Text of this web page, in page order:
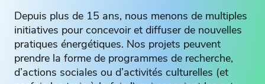
Depuis plus de 15 ans, nous menons de multiples
initiatives pour concevoir et diffuser de nouvelles
pratiques énergétiques. Nos projets peuvent
prendre la forme de programmes de recherche,
d’actions sociales ou d’activités culturelles (et